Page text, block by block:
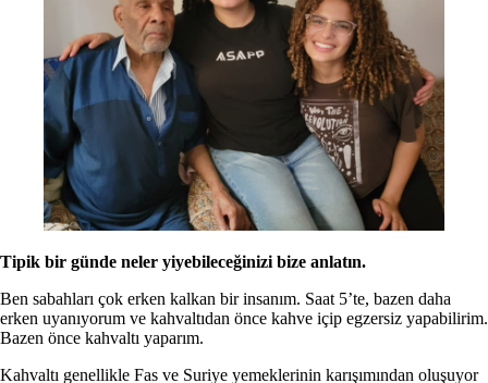
Tipik bir günde neler yiyebileceğinizi bize anlatın.
Ben sabahları çok erken kalkan bir insanım. Saat 5’te, bazen daha
erken uyanıyorum ve kahvaltıdan önce kahve içip egzersiz yapabilirim.
Bazen önce kahvaltı yaparım.
Kahvaltı genellikle Fas ve Suriye yemeklerinin karışımından oluşuyor